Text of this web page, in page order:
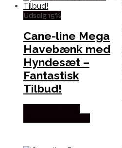
Udsalg 15%
Cane-line Mega
Havebænk med
Hyndesæt –
Fantastisk
Tilbud!